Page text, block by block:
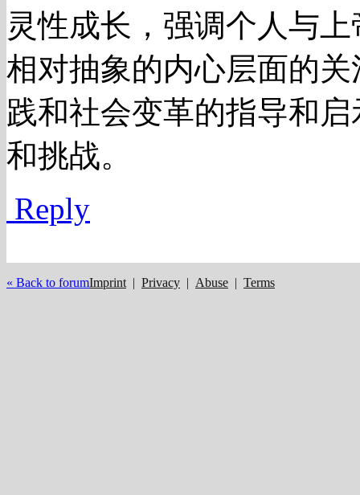
灵性成长，强调个人与
相对抽象的内心层面的
践和社会变革的指导和
和挑战。
Reply
« Back to forumImprint | Privacy | Abuse | Terms